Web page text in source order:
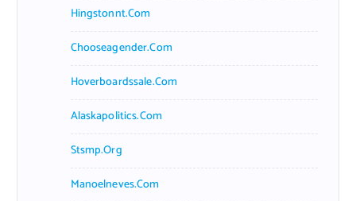
Hingstonnt.com
Chooseagender.com
Hoverboardssale.com
Alaskapolitics.com
Stsmp.org
Manoelneves.com